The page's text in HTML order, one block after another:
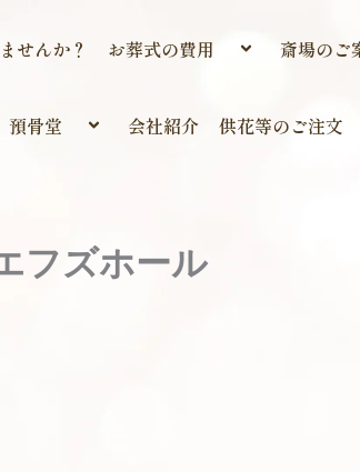
せんか？ お葬式の費用 斎場のご
預骨堂 会社紹介 供花等のご注文
フズホール